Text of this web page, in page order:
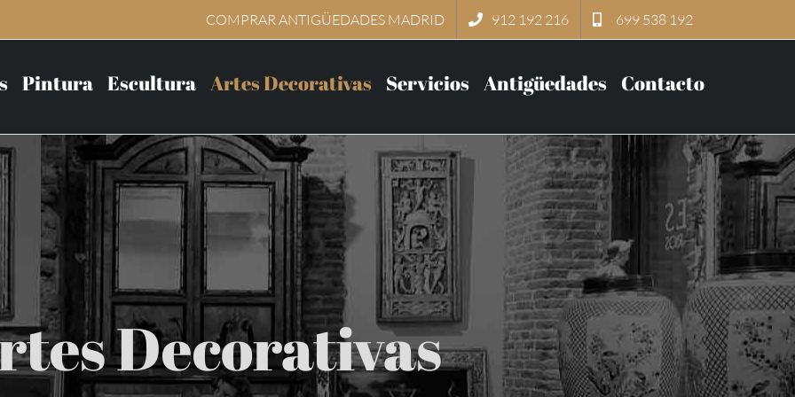
COMPRAR ANTIGÜEDADES MADRID 912 192 216 699 538 192
Pintura Escultura Artes Decorativas Servicios Antigüedades Contacto
Decorativas